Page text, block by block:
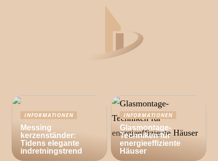
INFORMATIONEN
Messing
kerzenständer:
Tidens elegante
indretningstrend
INFORMATIONEN
Glasmontage-
Techniken für
energieeffiziente
Häuser